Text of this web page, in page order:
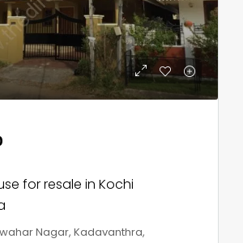
for resale in Kochi
Nagar, Kadavanthra,